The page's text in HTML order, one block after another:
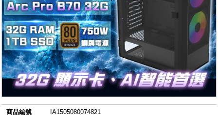
商品編號
IA1505080074821